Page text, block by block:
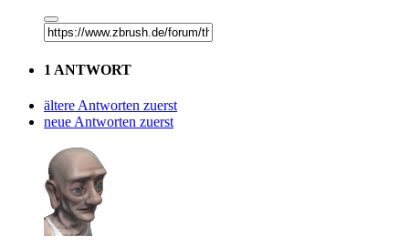
1 ANTWORT
ältere Antworten zuerst
neue Antworten zuerst